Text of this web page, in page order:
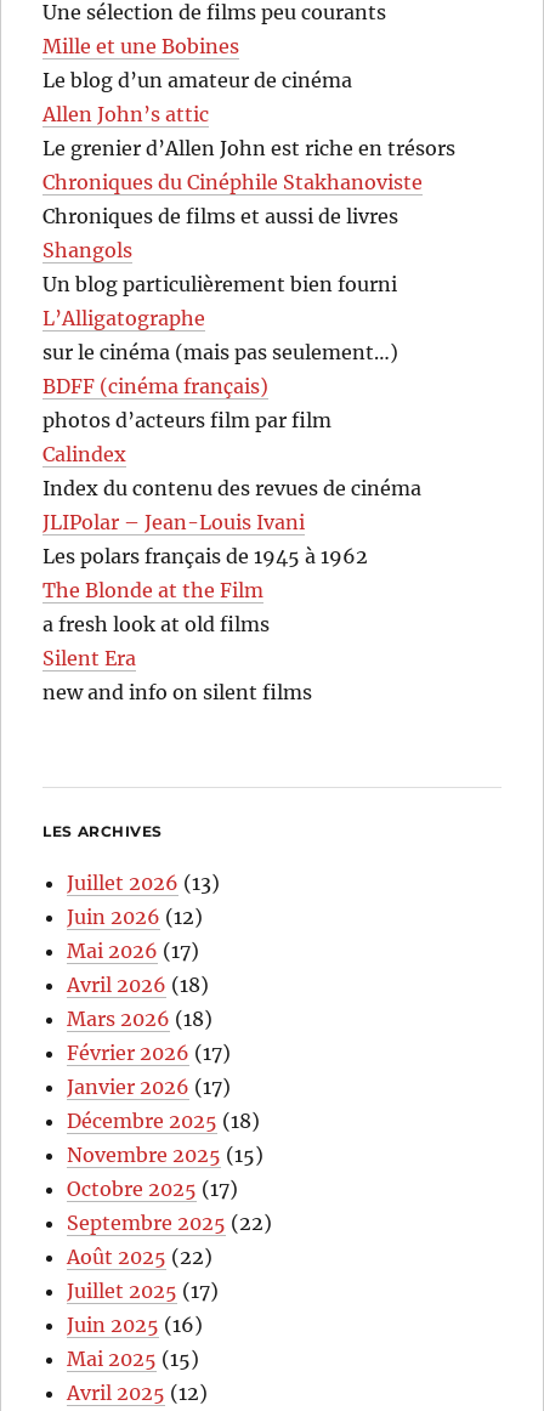
Une sélection de films peu courants
Mille et une Bobines
Le blog d’un amateur de cinéma
Allen John’s attic
Le grenier d’Allen John est riche en trésors
Chroniques du Cinéphile Stakhanoviste
Chroniques de films et aussi de livres
Shangols
Un blog particulièrement bien fourni
L’Alligatographe
sur le cinéma (mais pas seulement…)
BDFF (cinéma français)
photos d’acteurs film par film
Calindex
Index du contenu des revues de cinéma
JLIPolar – Jean-Louis Ivani
Les polars français de 1945 à 1962
The Blonde at the Film
a fresh look at old films
Silent Era
new and info on silent films
LES ARCHIVES
Juillet 2026 (13)
Juin 2026 (12)
Mai 2026 (17)
Avril 2026 (18)
Mars 2026 (18)
Février 2026 (17)
Janvier 2026 (17)
Décembre 2025 (18)
Novembre 2025 (15)
Octobre 2025 (17)
Septembre 2025 (22)
Août 2025 (22)
Juillet 2025 (17)
Juin 2025 (16)
Mai 2025 (15)
Avril 2025 (12)